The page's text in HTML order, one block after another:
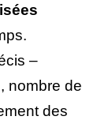
–
nombre de
des